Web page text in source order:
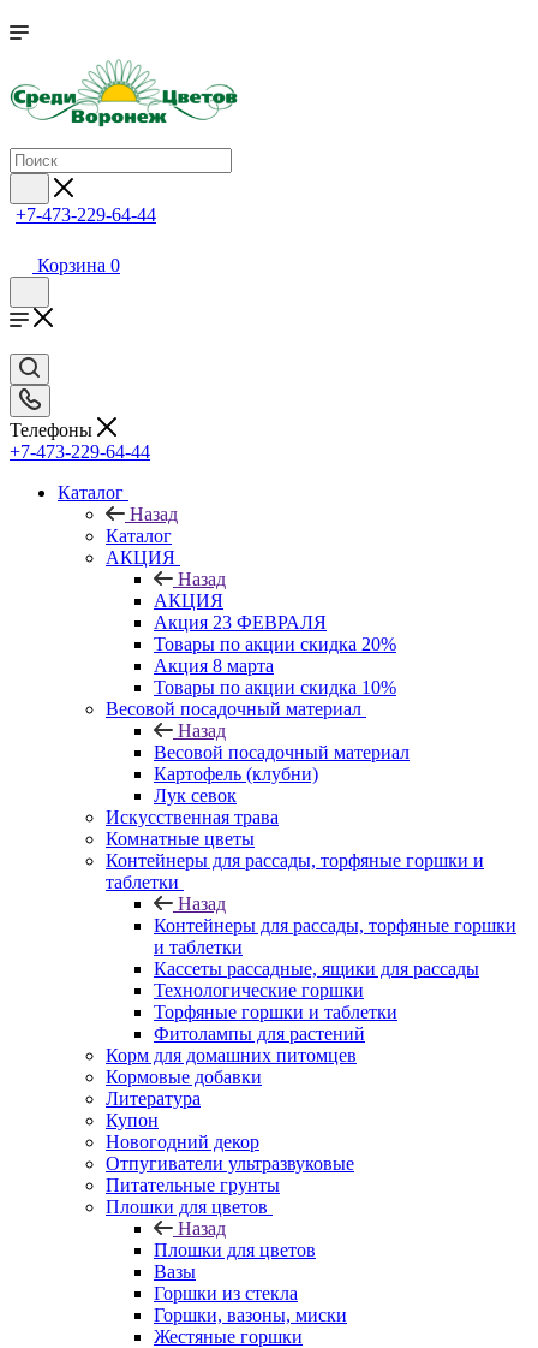
+7-473-229-64-44
Корзина 0
Телефоны
+7-473-229-64-44
Каталог
Назад
Каталог
АКЦИЯ
Назад
АКЦИЯ
Акция 23 ФЕВРАЛЯ
Товары по акции скидка 20%
Акция 8 марта
Товары по акции скидка 10%
Весовой посадочный материал
Назад
Весовой посадочный материал
Картофель (клубни)
Лук севок
Искусственная трава
Комнатные цветы
Контейнеры для рассады, торфяные горшки и
таблетки
Назад
Контейнеры для рассады, торфяные горшки
и таблетки
Кассеты рассадные, ящики для рассады
Технологические горшки
Торфяные горшки и таблетки
Фитолампы для растений
Корм для домашних питомцев
Кормовые добавки
Литература
Купон
Новогодний декор
Отпугиватели ультразвуковые
Питательные грунты
Плошки для цветов
Назад
Плошки для цветов
Вазы
Горшки из стекла
Горшки, вазоны, миски
Жестяные горшки